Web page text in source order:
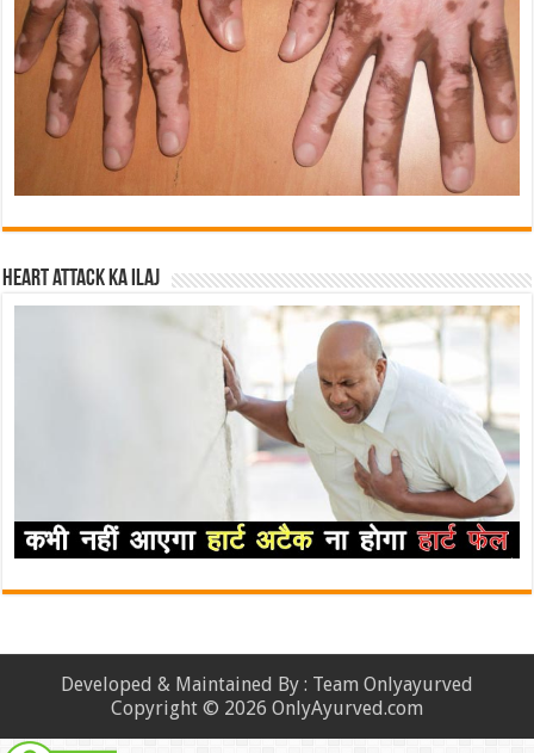
Heart attack ka ilaj
Developed & Maintained By : Team Onlyayurved
Copyright © 2026 OnlyAyurved.com